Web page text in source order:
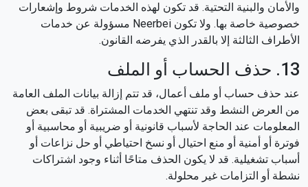
والأمان والبنية التحتية. قد تكون لهذه الخدمات شروط وإشعارات
خصوصية خاصة بها. ولا تكون Neerbei مسؤولة عن خدمات
الأطراف الثالثة إلا بالقدر الذي يفرضه القانون.
13. حذف الحساب أو الملف
عند حذف حساب أو ملف أعمال، قد تتم إزالة بيانات الملف العامة
من العرض النشط وقد تنتهي الخدمات المشتراة. قد تبقى بعض
المعلومات عند الحاجة لأسباب قانونية أو ضريبية أو محاسبية أو
فوترة أو أمنية أو منع احتيال أو نسخ احتياطي أو حل نزاعات أو
أسباب تشغيلية. قد لا يكون الحذف متاحًا أثناء وجود اشتراكات
نشطة أو التزامات غير محلولة.